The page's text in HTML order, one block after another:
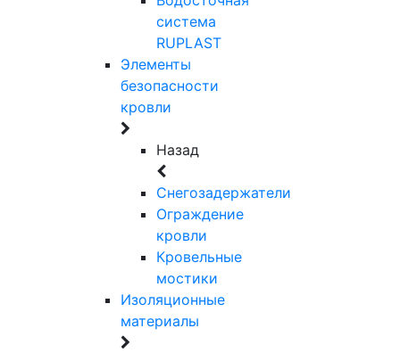
система
RUPLAST
Элементы
безопасности
кровли
Назад
Снегозадержатели
Ограждение
кровли
Кровельные
мостики
Изоляционные
материалы